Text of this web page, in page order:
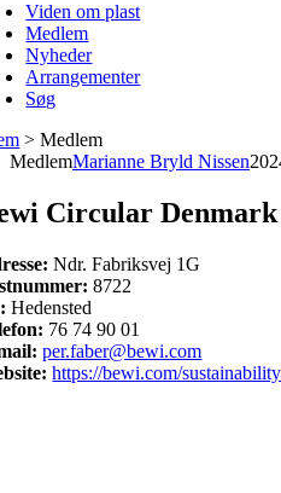
Viden om plast
Medlem
Nyheder
Arrangementer
Søg
>Medlem
MedlemMarianne Bryld Nissen
Circular Denmark
Ndr. Fabriksvej 1G
8722
Hedensted
76 74 90 01
per.faber@bewi.com
https://bewi.com/